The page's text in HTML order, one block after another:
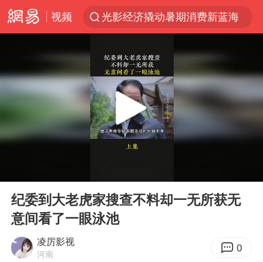
视频
光影经济撬动暑期消费新蓝海
“伊斯兰版北约”出现
“白海豚”最新位置公布
外国游客的“中国游三件套”火了
上海大部迎大暴雨
以军士兵把枪口对准中国记者
2026年7月份居民消费价格同比上涨0.5%
方桃子代言广告视频已下架
Play
纪委到大老虎家搜查不料却一无所获无
意间看了一眼泳池
凌厉影视
河南 0